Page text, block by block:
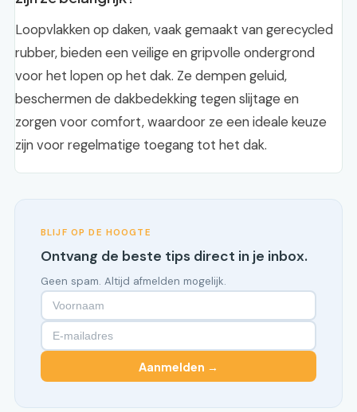
Loopvlakken op daken, vaak gemaakt van gerecycled
rubber, bieden een veilige en gripvolle ondergrond
voor het lopen op het dak. Ze dempen geluid,
beschermen de dakbedekking tegen slijtage en
zorgen voor comfort, waardoor ze een ideale keuze
zijn voor regelmatige toegang tot het dak.
BLIJF OP DE HOOGTE
Ontvang de beste tips direct in je inbox.
Geen spam. Altijd afmelden mogelijk.
Aanmelden →